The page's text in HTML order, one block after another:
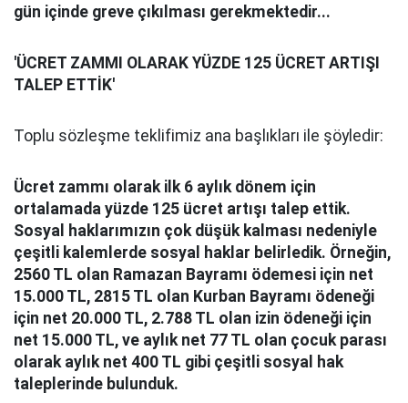
gün içinde greve çıkılması gerekmektedir...
'ÜCRET ZAMMI OLARAK YÜZDE 125 ÜCRET ARTIŞI
TALEP ETTİK'
Toplu sözleşme teklifimiz ana başlıkları ile şöyledir:
Ücret zammı olarak ilk 6 aylık dönem için
ortalamada yüzde 125 ücret artışı talep ettik.
Sosyal haklarımızın çok düşük kalması nedeniyle
çeşitli kalemlerde sosyal haklar belirledik. Örneğin,
2560 TL olan Ramazan Bayramı ödemesi için net
15.000 TL, 2815 TL olan Kurban Bayramı ödeneği
için net 20.000 TL, 2.788 TL olan izin ödeneği için
net 15.000 TL, ve aylık net 77 TL olan çocuk parası
olarak aylık net 400 TL gibi çeşitli sosyal hak
taleplerinde bulunduk.